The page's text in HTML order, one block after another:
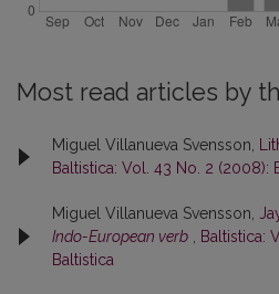
Most read articles by
Miguel Villanueva Svensson,
Baltistica: Vol. 43 No. 2 (2008):
Miguel Villanueva Svensson,
Indo-European verb
Baltistica:
Baltistica